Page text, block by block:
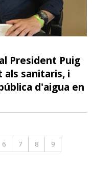
President Puig
als sanitaris, i
d'aigua en
6 7 8
9